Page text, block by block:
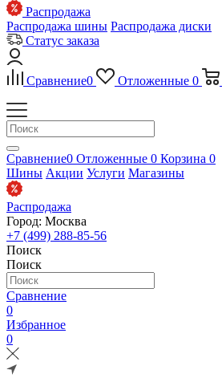
Распродажа
Распродажа шины Распродажа диски
Статус заказа
Сравнение0 Отложенные 0
Сравнение0 Отложенные 0 Корзина 0
Шины Акции Услуги Магазины
Распродажа
Город: Москва
+7 (499) 288-85-56
Поиск
Поиск
Сравнение
0
Избранное
0